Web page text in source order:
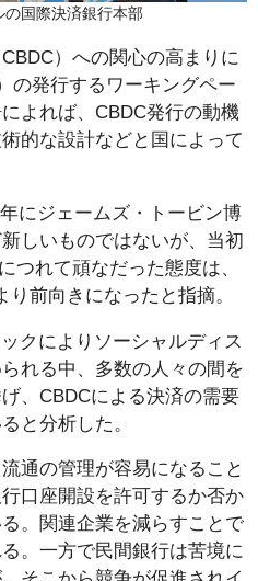
の国際決済銀行本部
）への関心の高まりに
の発行するワーキングペー
よれば、CBDC発行の動機
的な設計などと国によって
にジェームズ・トービン博
しいものではないが、当初
つれて頑なだった態度は、
前向きになったと指摘。
クによりソーシャルディス
れる中、多数の人々の間を
、CBDCによる決済の需要
と分析した。
通の管理が容易になること
口座開設を許可するか否か
。関連企業を減らすことで
。一方で民間銀行は苦境に